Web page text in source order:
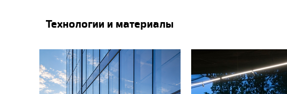
Технологии и материалы